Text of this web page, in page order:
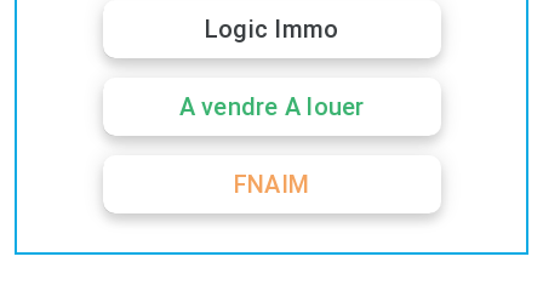
Logic Immo
A vendre A louer
FNAIM